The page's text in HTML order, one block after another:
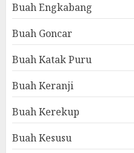
Buah Engkabang
Buah Goncar
Buah Katak Puru
Buah Keranji
Buah Kerekup
Buah Kesusu